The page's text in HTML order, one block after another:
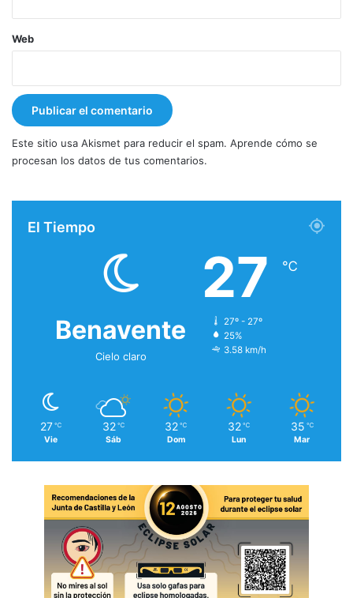
Web
Este sitio usa Akismet para reducir el spam. Aprende cómo se
procesan los datos de tus comentarios.
El Tiempo
Benavente
Cielo claro
27 ℃
27º - 27º
25%
3.58 km/h
27 ℃
Vie
32 ℃
Sáb
32 ℃
Dom
32 ℃
Lun
35 ℃
Mar